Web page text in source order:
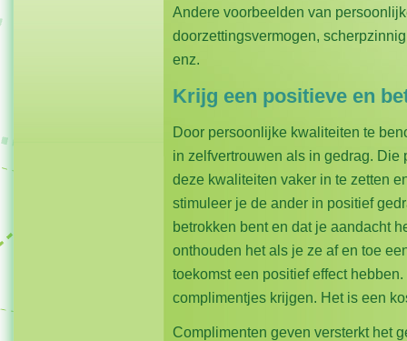
Andere voorbeelden van
doorzettingsvermogen,
enz.
Krijg een positieve en
Door persoonlijke kwaliteiten te
in zelfvertrouwen als in gedrag.
deze kwaliteiten vaker in te zetten
stimuleer je de ander in positief
betrokken bent en dat je aandacht
onthouden het als je ze af en toe
toekomst een positief effect
complimentjes krijgen. Het is een
Complimenten geven versterkt het